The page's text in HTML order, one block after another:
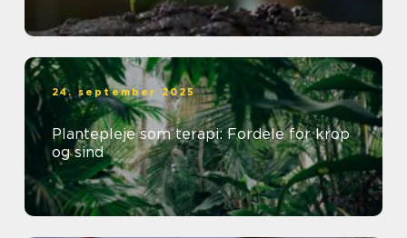
24. september 2025
Plantepleje som terapi: Fordele for krop
og sind